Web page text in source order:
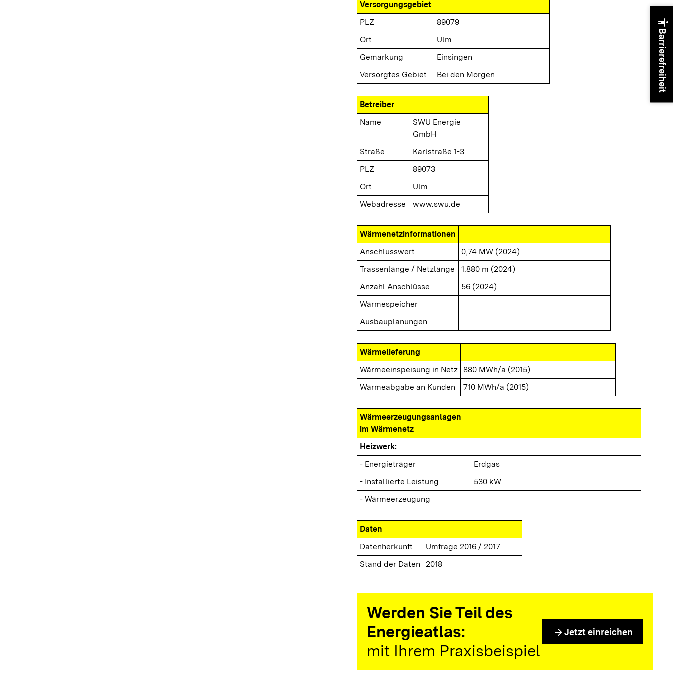
Versorgungsgebiet
PLZ
89079
Ort
Ulm
Gemarkung
Einsingen
Versorgtes Gebiet
Bei den Morgen
Betreiber
Name
SWU Energie
GmbH
Straße
Karlstraße 1-3
PLZ
89073
Ort
Ulm
Webadresse
www.swu.de
Wärmenetzinformationen
Anschlusswert
0,74 MW (2024)
Trassenlänge / Netzlänge
1.880 m (2024)
Anzahl Anschlüsse
56 (2024)
Wärmespeicher
Ausbauplanungen
Wärmelieferung
Wärmeeinspeisung in Netz 880 MWh/a (2015)
Wärmeabgabe an Kunden
710 MWh/a (2015)
Wärmeerzeugungsanlagen
im Wärmenetz
Heizwerk:
- Energieträger
Erdgas
- Installierte Leistung
530 kW
- Wärmeerzeugung
Daten
Datenherkunft
Umfrage 2016 / 2017
Stand der Daten
2018
Werden Sie Teil des
Energieatlas:
mit Ihrem Praxisbeispiel
arrow_forward Jetzt einreichen
accessibility
Barrierefreiheit